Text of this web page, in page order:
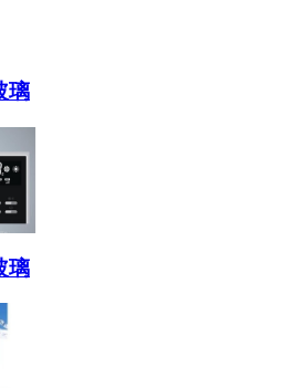
璃
璃